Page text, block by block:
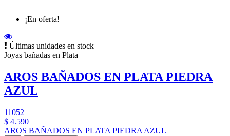
¡En oferta!
Últimas unidades en stock
Joyas bañadas en Plata
AROS BAÑADOS EN PLATA PIEDRA
AZUL
11052
$ 4.590
AROS BAÑADOS EN PLATA PIEDRA AZUL